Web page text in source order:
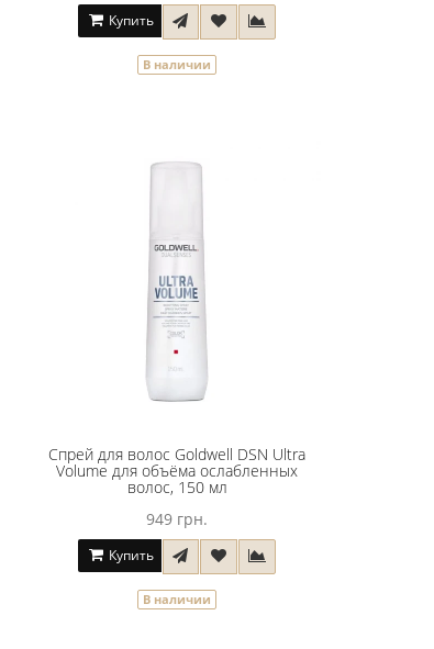
Купить
В наличии
Спрей для волос Goldwell DSN Ultra
Volume для объёма ослабленных
волос, 150 мл
949 грн.
Купить
В наличии